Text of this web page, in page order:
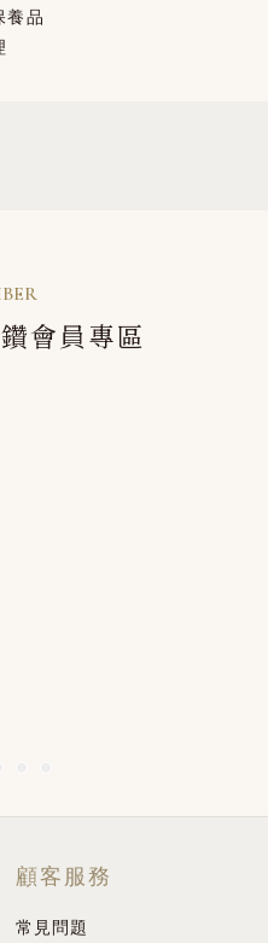
養品
會員專區
顧客服務
常見問題